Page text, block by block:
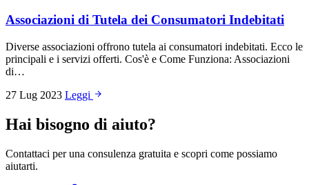
Associazioni di Tutela dei Consumatori Indebitati
Diverse associazioni offrono tutela ai consumatori indebitati. Ecco le
principali e i servizi offerti. Cos'è e Come Funziona: Associazioni
di…
27 Lug 2023 Leggi
Hai bisogno di aiuto?
Contattaci per una consulenza gratuita e scopri come possiamo
aiutarti.